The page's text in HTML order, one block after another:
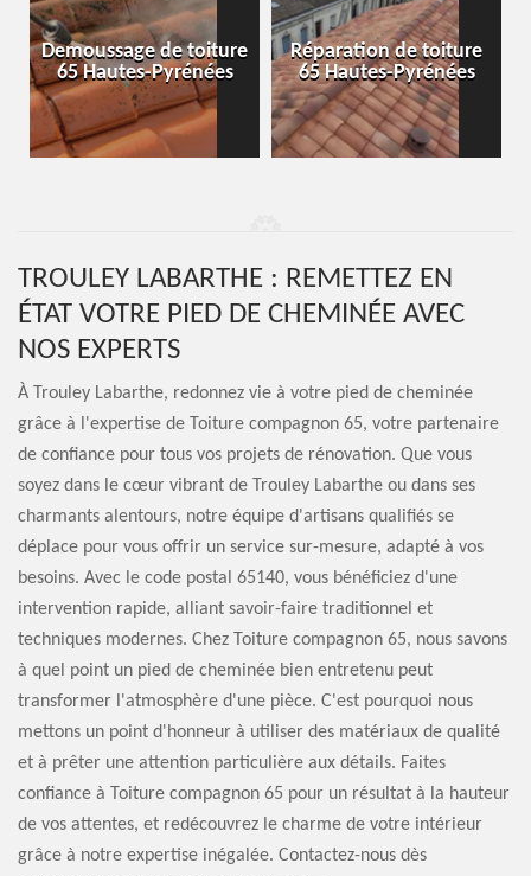
Demoussage de toiture
65 Hautes-Pyrénées
Réparation de toiture
65 Hautes-Pyrénées
TROULEY LABARTHE : REMETTEZ EN
ÉTAT VOTRE PIED DE CHEMINÉE AVEC
NOS EXPERTS
À Trouley Labarthe, redonnez vie à votre pied de cheminée
grâce à l'expertise de Toiture compagnon 65, votre partenaire
de confiance pour tous vos projets de rénovation. Que vous
soyez dans le cœur vibrant de Trouley Labarthe ou dans ses
charmants alentours, notre équipe d'artisans qualifiés se
déplace pour vous offrir un service sur-mesure, adapté à vos
besoins. Avec le code postal 65140, vous bénéficiez d'une
intervention rapide, alliant savoir-faire traditionnel et
techniques modernes. Chez Toiture compagnon 65, nous savons
à quel point un pied de cheminée bien entretenu peut
transformer l'atmosphère d'une pièce. C'est pourquoi nous
mettons un point d'honneur à utiliser des matériaux de qualité
et à prêter une attention particulière aux détails. Faites
confiance à Toiture compagnon 65 pour un résultat à la hauteur
de vos attentes, et redécouvrez le charme de votre intérieur
grâce à notre expertise inégalée. Contactez-nous dès